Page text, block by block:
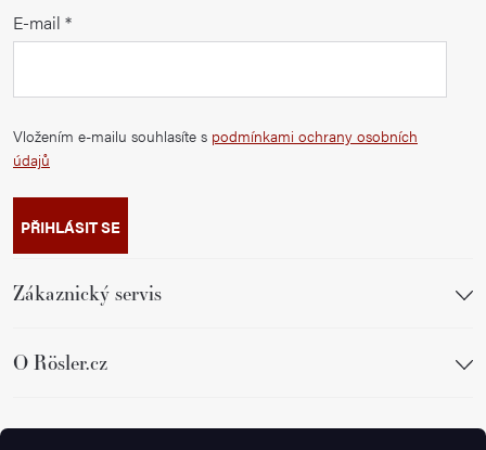
E-mail
Vložením e-mailu souhlasíte s podmínkami ochrany osobních
údajů
PŘIHLÁSIT SE
Zákaznický servis
O Rösler.cz
Sledujte nás